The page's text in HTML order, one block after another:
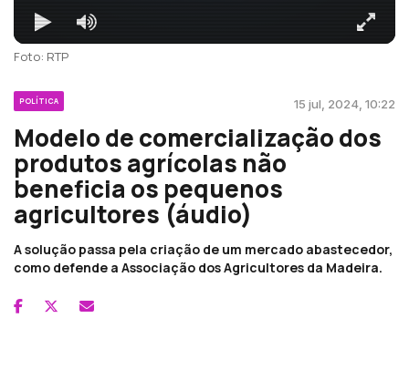
Foto: RTP
POLÍTICA 15 jul, 2024, 10:22
Modelo de comercialização dos
produtos agrícolas não
beneficia os pequenos
agricultores (áudio)
A solução passa pela criação de um mercado abastecedor,
como defende a Associação dos Agricultores da Madeira.